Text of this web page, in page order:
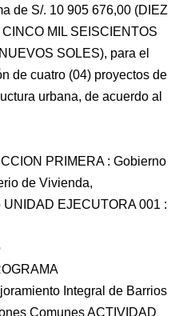
de S/. 10 905 676,00 (DIEZ
MIL SEISCIENTOS
SOLES), para el
de cuatro (04) proyectos de
urbana, de acuerdo al
PRIMERA : Gobierno
de Vivienda,
EJECUTORA 001 :
Integral de Barrios
Comunes ACTIVIDAD